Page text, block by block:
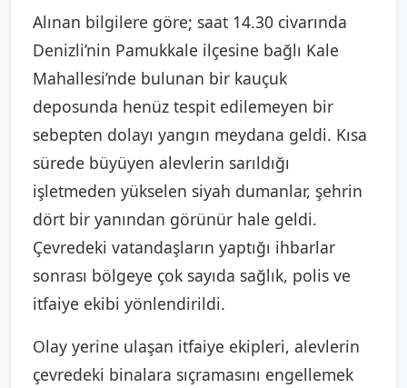
Alınan bilgilere göre; saat 14.30 civarında
Denizli’nin Pamukkale ilçesine bağlı Kale
Mahallesi’nde bulunan bir kauçuk
deposunda henüz tespit edilemeyen bir
sebepten dolayı yangın meydana geldi. Kısa
sürede büyüyen alevlerin sarıldığı
işletmeden yükselen siyah dumanlar, şehrin
dört bir yanından görünür hale geldi.
Çevredeki vatandaşların yaptığı ihbarlar
sonrası bölgeye çok sayıda sağlık, polis ve
itfaiye ekibi yönlendirildi.
Olay yerine ulaşan itfaiye ekipleri, alevlerin
çevredeki binalara sıçramasını engellemek